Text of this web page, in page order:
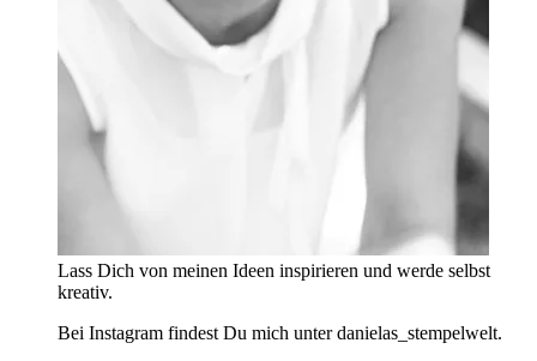
Lass Dich von meinen Ideen inspirieren und werde selbst
kreativ.
Bei Instagram findest Du mich unter danielas_stempelwelt.